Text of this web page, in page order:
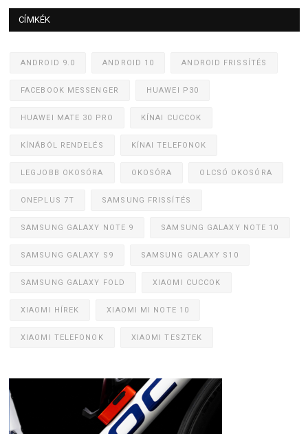
CÍMKÉK
ANDROID 9.0 ANDROID 10 ANDROID FRISSÍTÉS
FACEBOOK MESSENGER HUAWEI P30
HUAWEI MATE 30 PRO KÍNAI CUCCOK
KÍNÁBÓL RENDELÉS KÍNAI TELEFONOK
LEGJOBB OKOSÓRA OKOSÓRA OLCSÓ OKOSÓRA
ONEPLUS 7T SAMSUNG FRISSÍTÉS
SAMSUNG GALAXY NOTE 9 SAMSUNG GALAXY NOTE 10
SAMSUNG GALAXY S9 SAMSUNG GALAXY S10
SAMSUNG GALAXY FOLD XIAOMI CUCCOK
XIAOMI HÍREK XIAOMI MI NOTE 10
XIAOMI TELEFONOK XIAOMI TESZTEK